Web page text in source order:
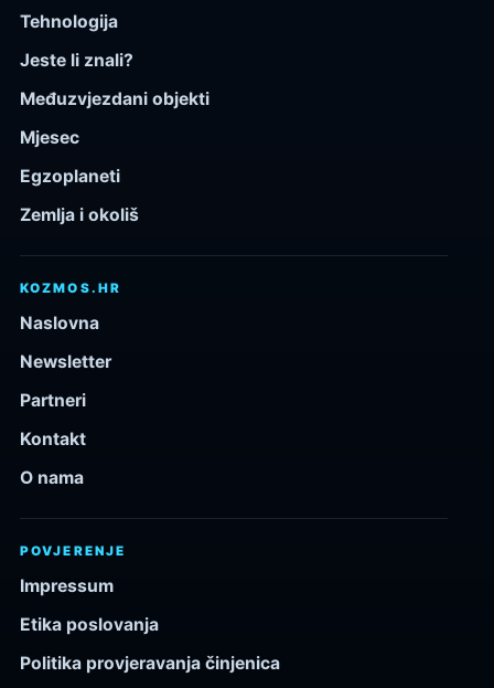
Tehnologija
Jeste li znali?
Međuzvjezdani objekti
Mjesec
Egzoplaneti
Zemlja i okoliš
KOZMOS.HR
Naslovna
Newsletter
Partneri
Kontakt
O nama
POVJERENJE
Impressum
Etika poslovanja
Politika provjeravanja činjenica